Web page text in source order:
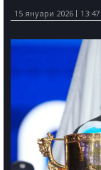
15 януари 2026 13:47